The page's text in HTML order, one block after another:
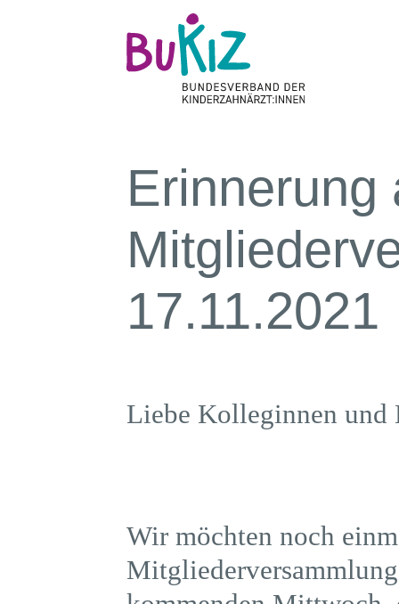
Erinnerung
17.11.2021
Liebe Kolleginnen und
Wir möchten noch